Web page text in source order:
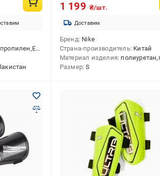
1 199 ₴/шт.
Доставим
Бренд Nike
Страна-производитель Китай
Материал изделия
Размер S